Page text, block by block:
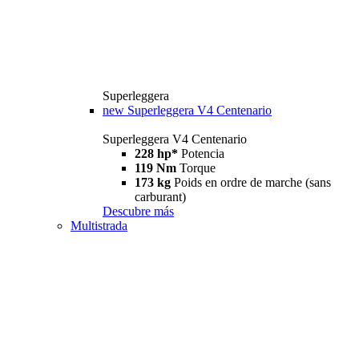
Superleggera
new Superleggera V4 Centenario
Superleggera V4 Centenario
228 hp* Potencia
119 Nm Torque
173 kg Poids en ordre de marche (sans
carburant)
Descubre más
Multistrada